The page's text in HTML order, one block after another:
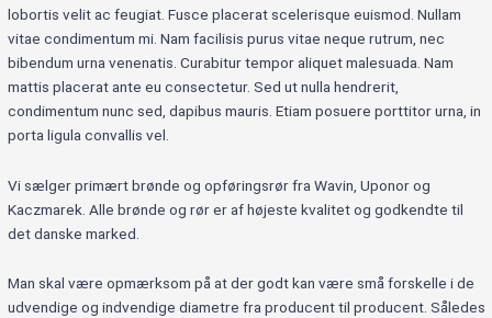
lobortis velit ac feugiat. Fusce placerat scelerisque euismod. Nullam
vitae condimentum mi. Nam facilisis purus vitae neque rutrum, nec
bibendum urna venenatis. Curabitur tempor aliquet malesuada. Nam
mattis placerat ante eu consectetur. Sed ut nulla hendrerit,
condimentum nunc sed, dapibus mauris. Etiam posuere porttitor urna, in
porta ligula convallis vel.
Vi sælger primært brønde og opføringsrør fra Wavin, Uponor og
Kaczmarek. Alle brønde og rør er af højeste kvalitet og godkendte til
det danske marked.
Man skal være opmærksom på at der godt kan være små forskelle i de
udvendige og indvendige diametre fra producent til producent. Således